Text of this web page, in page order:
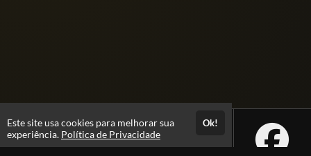
Este site usa cookies para melhorar sua
experiência. Política de Privacidade
Ok!